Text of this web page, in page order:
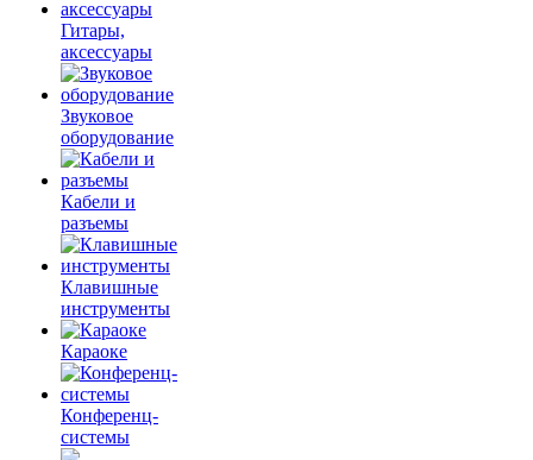
Гитары,
аксессуары
Звуковое
оборудование
Кабели и
разъемы
Клавишные
инструменты
Караоке
Конференц-
системы